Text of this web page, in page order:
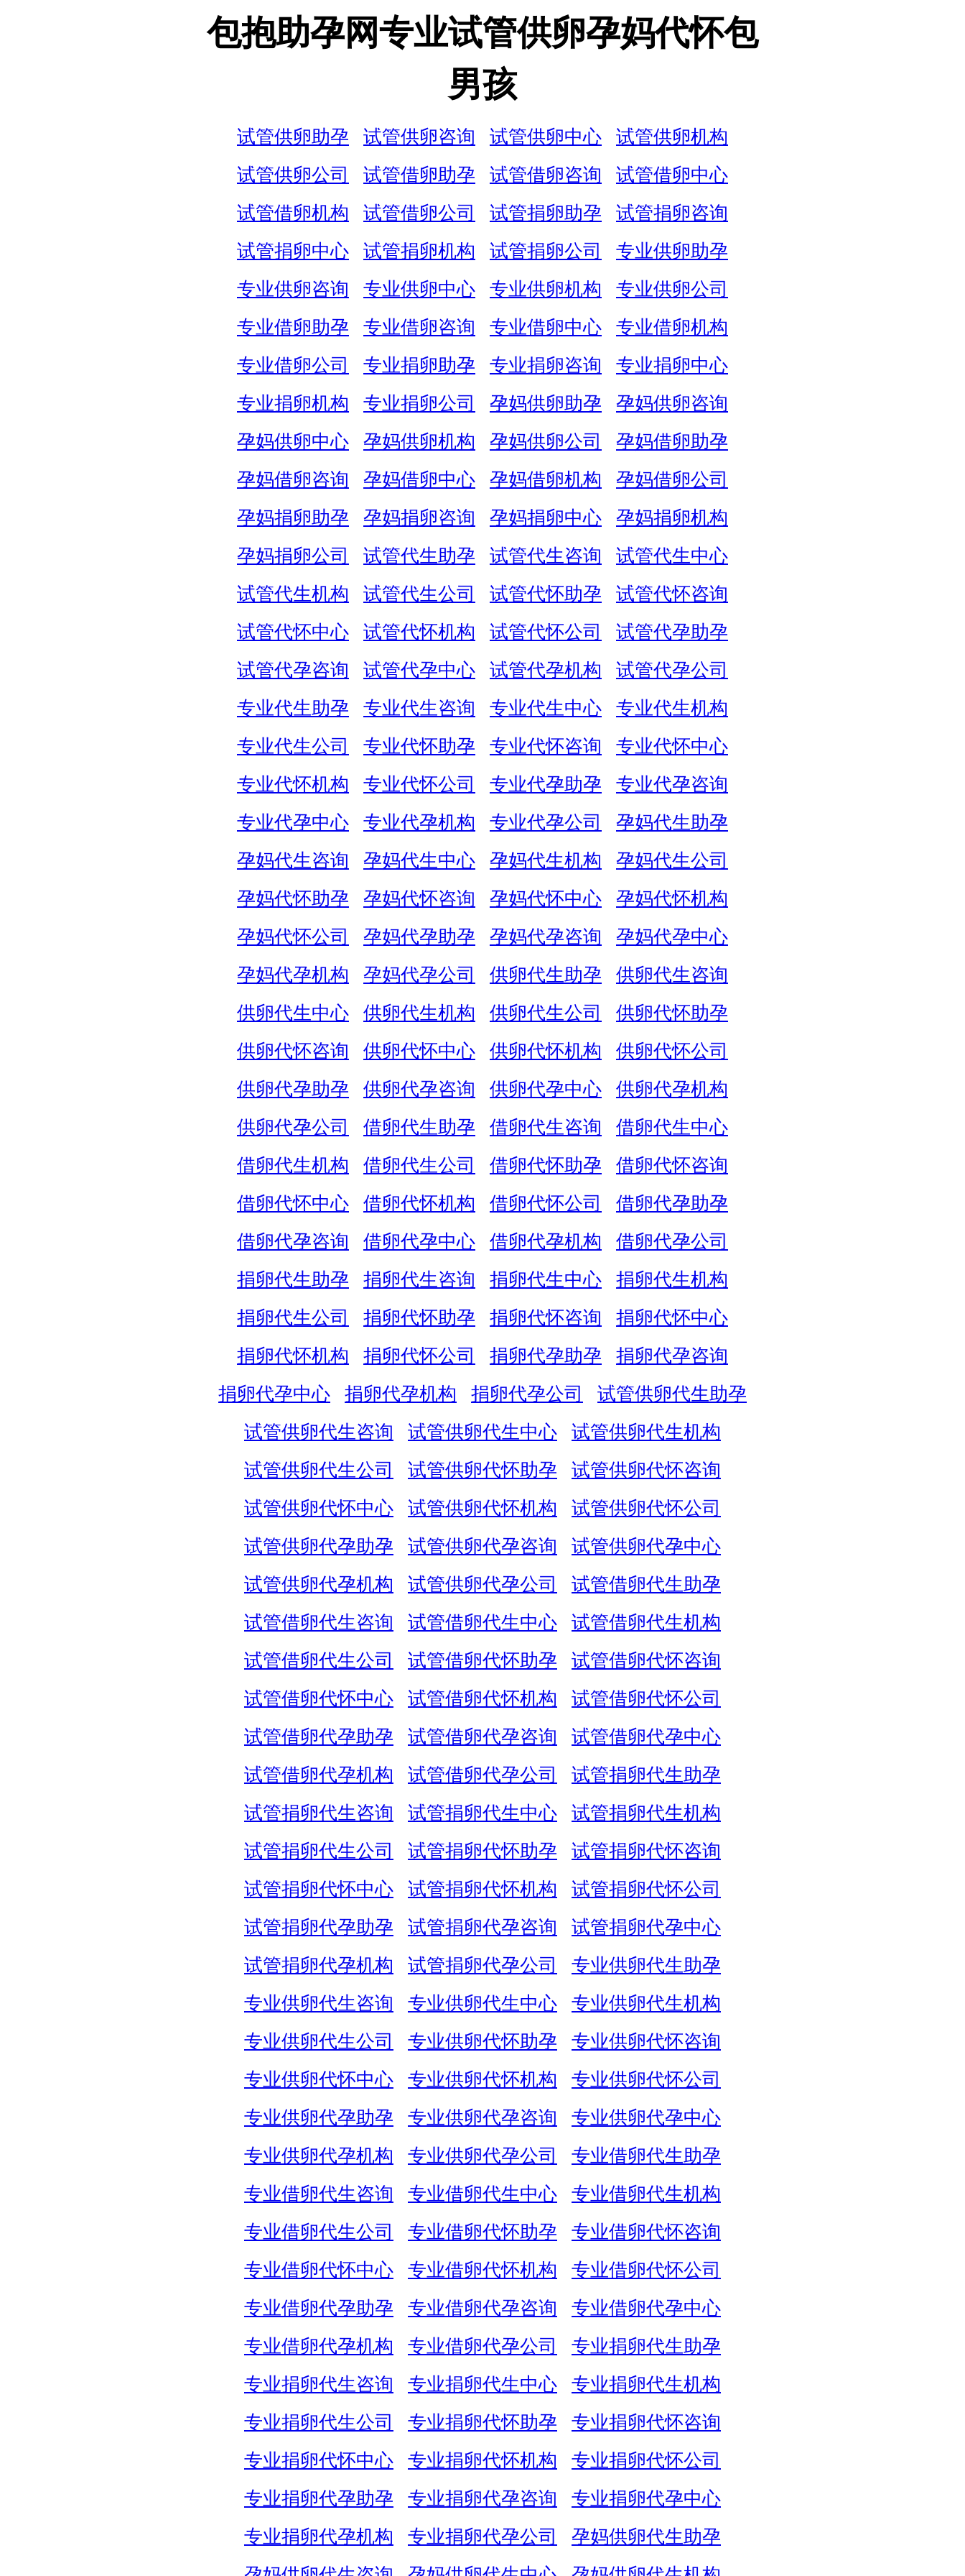
包抱助孕网专业试管供卵孕妈代怀包
男孩
试管供卵助孕 试管供卵咨询 试管供卵中心
试管供卵机构
试管供卵公司
试管借卵助孕 试管借卵咨询
试管借卵中心
试管借卵机构
试管借卵公司 试管捐卵助孕
试管捐卵咨询
试管捐卵中心
试管捐卵机构 试管捐卵公司
专业供卵助孕
专业供卵咨询
专业供卵中心 专业供卵机构
专业供卵公司
专业借卵助孕
专业借卵咨询 专业借卵中心
专业借卵机构
专业借卵公司
专业捐卵助孕 专业捐卵咨询
专业捐卵中心
专业捐卵机构
专业捐卵公司 孕妈供卵助孕
孕妈供卵咨询
孕妈供卵中心
孕妈供卵机构 孕妈供卵公司
孕妈借卵助孕
孕妈借卵咨询
孕妈借卵中心 孕妈借卵机构
孕妈借卵公司
孕妈捐卵助孕
孕妈捐卵咨询 孕妈捐卵中心
孕妈捐卵机构
孕妈捐卵公司
试管代生助孕 试管代生咨询
试管代生中心
试管代生机构
试管代生公司 试管代怀助孕
试管代怀咨询
试管代怀中心
试管代怀机构 试管代怀公司
试管代孕助孕
试管代孕咨询
试管代孕中心 试管代孕机构
试管代孕公司
专业代生助孕
专业代生咨询 专业代生中心
专业代生机构
专业代生公司
专业代怀助孕 专业代怀咨询
专业代怀中心
专业代怀机构
专业代怀公司 专业代孕助孕
专业代孕咨询
专业代孕中心
专业代孕机构 专业代孕公司
孕妈代生助孕
孕妈代生咨询
孕妈代生中心 孕妈代生机构
孕妈代生公司
孕妈代怀助孕
孕妈代怀咨询 孕妈代怀中心
孕妈代怀机构
孕妈代怀公司
孕妈代孕助孕 孕妈代孕咨询
孕妈代孕中心
孕妈代孕机构
孕妈代孕公司 供卵代生助孕
供卵代生咨询
供卵代生中心
供卵代生机构 供卵代生公司
供卵代怀助孕
供卵代怀咨询
供卵代怀中心 供卵代怀机构
供卵代怀公司
供卵代孕助孕
供卵代孕咨询 供卵代孕中心
供卵代孕机构
供卵代孕公司
借卵代生助孕 借卵代生咨询
借卵代生中心
借卵代生机构
借卵代生公司 借卵代怀助孕
借卵代怀咨询
借卵代怀中心
借卵代怀机构 借卵代怀公司
借卵代孕助孕
借卵代孕咨询
借卵代孕中心 借卵代孕机构
借卵代孕公司
捐卵代生助孕
捐卵代生咨询 捐卵代生中心
捐卵代生机构
捐卵代生公司
捐卵代怀助孕 捐卵代怀咨询
捐卵代怀中心
捐卵代怀机构
捐卵代怀公司 捐卵代孕助孕
捐卵代孕咨询
捐卵代孕中心
捐卵代孕机构 捐卵代孕公司
试管供卵代生助孕
试管供卵代生咨询
试管供卵代生中心
试管供卵代生机构
试管供卵代生公司
试管供卵代怀助孕
试管供卵代怀咨询
试管供卵代怀中心
试管供卵代怀机构
试管供卵代怀公司
试管供卵代孕助孕
试管供卵代孕咨询
试管供卵代孕中心
试管供卵代孕机构
试管供卵代孕公司
试管借卵代生助孕
试管借卵代生咨询
试管借卵代生中心
试管借卵代生机构
试管借卵代生公司
试管借卵代怀助孕
试管借卵代怀咨询
试管借卵代怀中心
试管借卵代怀机构
试管借卵代怀公司
试管借卵代孕助孕
试管借卵代孕咨询
试管借卵代孕中心
试管借卵代孕机构
试管借卵代孕公司
试管捐卵代生助孕
试管捐卵代生咨询
试管捐卵代生中心
试管捐卵代生机构
试管捐卵代生公司
试管捐卵代怀助孕
试管捐卵代怀咨询
试管捐卵代怀中心
试管捐卵代怀机构
试管捐卵代怀公司
试管捐卵代孕助孕
试管捐卵代孕咨询
试管捐卵代孕中心
试管捐卵代孕机构
试管捐卵代孕公司
专业供卵代生助孕
专业供卵代生咨询
专业供卵代生中心
专业供卵代生机构
专业供卵代生公司
专业供卵代怀助孕
专业供卵代怀咨询
专业供卵代怀中心
专业供卵代怀机构
专业供卵代怀公司
专业供卵代孕助孕
专业供卵代孕咨询
专业供卵代孕中心
专业供卵代孕机构
专业供卵代孕公司
专业借卵代生助孕
专业借卵代生咨询
专业借卵代生中心
专业借卵代生机构
专业借卵代生公司
专业借卵代怀助孕
专业借卵代怀咨询
专业借卵代怀中心
专业借卵代怀机构
专业借卵代怀公司
专业借卵代孕助孕
专业借卵代孕咨询
专业借卵代孕中心
专业借卵代孕机构
专业借卵代孕公司
专业捐卵代生助孕
专业捐卵代生咨询
专业捐卵代生中心
专业捐卵代生机构
专业捐卵代生公司
专业捐卵代怀助孕
专业捐卵代怀咨询
专业捐卵代怀中心
专业捐卵代怀机构
专业捐卵代怀公司
专业捐卵代孕助孕
专业捐卵代孕咨询
专业捐卵代孕中心
专业捐卵代孕机构
专业捐卵代孕公司
孕妈供卵代生助孕